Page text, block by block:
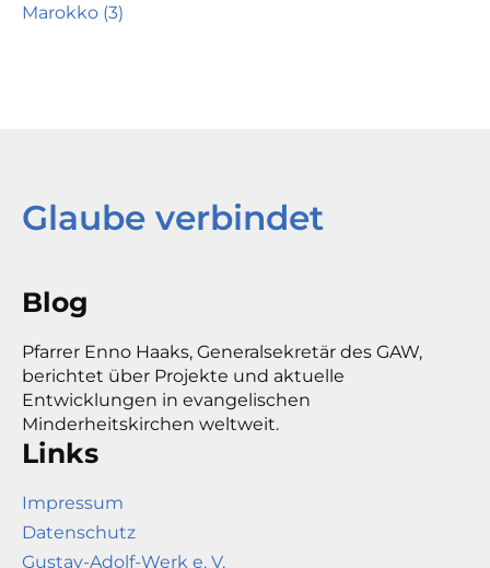
Marokko (3)
Glaube verbindet
Blog
Pfarrer Enno Haaks, Generalsekretär des GAW,
berichtet über Projekte und aktuelle
Entwicklungen in evangelischen
Minderheitskirchen weltweit.
Links
Impressum
Datenschutz
Gustav-Adolf-Werk e. V.